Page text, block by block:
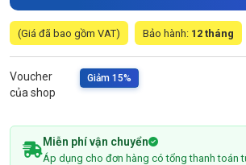
(Giá đã bao gồm VAT) Bảo hành: 12 tháng
Voucher
của shop
Giảm 15%
Miễn phí vận chuyển
Áp dụng cho đơn hàng có tổng thanh toán